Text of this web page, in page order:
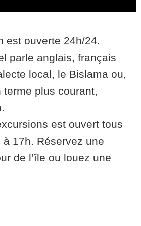
est ouverte 24h/24.
parle anglais, français
local, le Bislama ou,
terme plus courant,
est ouvert tous
17h. Réservez une
de l’île ou louez une